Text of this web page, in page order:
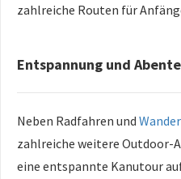
zahlreiche Routen für
Entspannung und
Neben Radfahren und
zahlreiche weitere Outdoor-
eine entspannte Kanutour